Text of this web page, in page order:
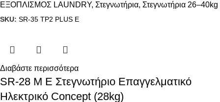
ΕΞΟΠΛΙΣΜΟΣ LAUNDRY, Στεγνωτήρια, Στεγνωτήρια 26–40kg
SKU: SR-35 TP2 PLUS E
Διαβάστε περισσότερα
SR-28 M E Στεγνωτήριο Επαγγελματικό
Ηλεκτρικό Concept (28kg)